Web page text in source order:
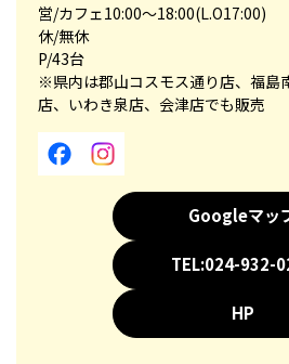
営/カフェ10:00～18:00(L.O17:00)
休/無休
P/43台
※県内は郡山コスモス通り店、福島
店、いわき泉店、会津店でも販売
Googleマッ
TEL:024-932-
HP